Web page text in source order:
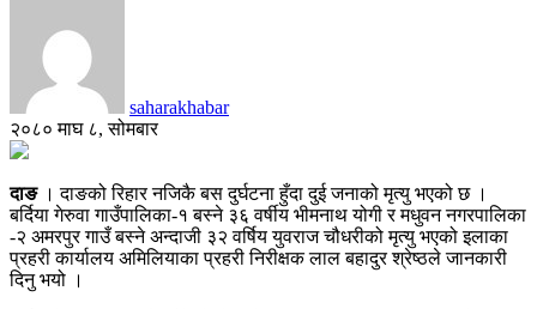
saharakhabar
२०८० माघ ८, सोमबार
दाङ। दाङको रिहार नजिकै बस दुर्घटना हुँदा दुई जनाको मृत्यु भएको छ ।
बर्दिया गेरुवा गाउँपालिका-१ बस्ने ३६ वर्षीय भीमनाथ योगी र मधुवन नगरपालिका
-२ अमरपुर गाउँ बस्ने अन्दाजी ३२ वर्षिय युवराज चौधरीको मृत्यु भएको इलाका
प्रहरी कार्यालय अमिलियाका प्रहरी निरीक्षक लाल बहादुर श्रेष्ठले जानकारी
दिनु भयो ।